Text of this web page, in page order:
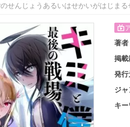
せんじょうあるいはせかいがはじまる
著者
掲載
発行
ジ
キ